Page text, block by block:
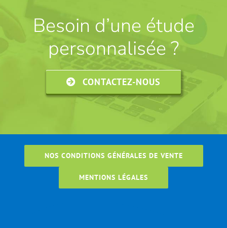
Besoin d’une étude
personnalisée ?
CONTACTEZ-NOUS
NOS CONDITIONS GÉNÉRALES DE VENTE
MENTIONS LÉGALES